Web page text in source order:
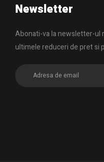
Newsletter
Abonati-va la newsletter-ul
ultimele reduceri de pret si